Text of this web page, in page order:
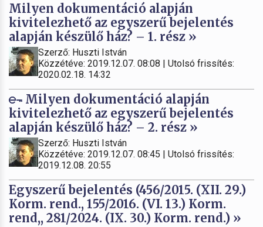
Milyen dokumentáció alapján
kivitelezhető az egyszerű bejelentés
alapján készülő ház? – 1. rész »
Szerző: Huszti István
Közzétéve: 2019.12.07. 08:08 | Utolsó frissítés:
2020.02.18. 14:32
Milyen dokumentáció alapján
kivitelezhető az egyszerű bejelentés
alapján készülő ház? – 2. rész »
Szerző: Huszti István
Közzétéve: 2019.12.07. 08:45 | Utolsó frissítés:
2019.12.08. 20:55
Egyszerű bejelentés (456/2015. (XII. 29.)
Korm. rend., 155/2016. (VI. 13.) Korm.
rend,, 281/2024. (IX. 30.) Korm. rend.) »